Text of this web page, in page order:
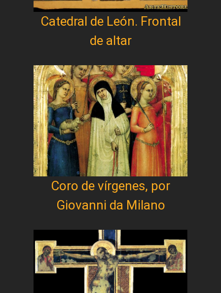
Catedral de León. Frontal
de altar
Coro de vírgenes, por
Giovanni da Milano